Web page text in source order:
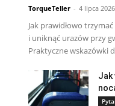
TorqueTeller - 4 lipca 2026
Jak prawidłowo
i uniknąć urazów przy
Praktyczne wskazówki
Jak